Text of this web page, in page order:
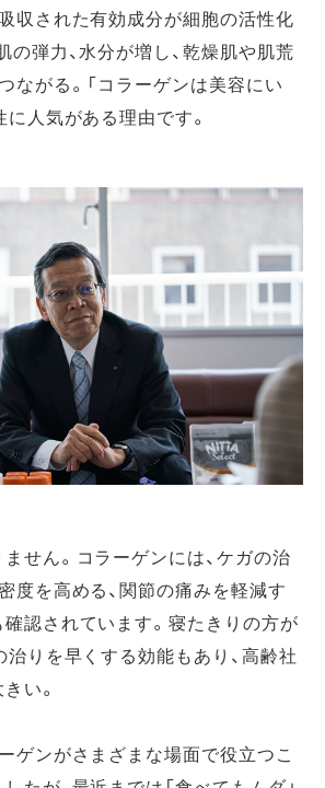
収された有効成分が細胞の活性化
の弾力、水分が増し、乾燥肌や肌荒
ながる。「コラーゲンは美容にい
に人気がある理由です。
せん。コラーゲンには、ケガの治
度を高める、関節の痛みを軽減す
認されています。寝たきりの方が
治りを早くする効能もあり、高齢社
い。
ゲンがさまざまな場面で役立つこ